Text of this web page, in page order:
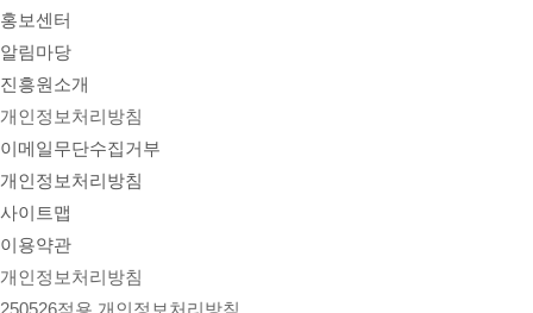
홍보센터
알림마당
진흥원소개
개인정보처리방침
이메일무단수집거부
개인정보처리방침
사이트맵
이용약관
개인정보처리방침